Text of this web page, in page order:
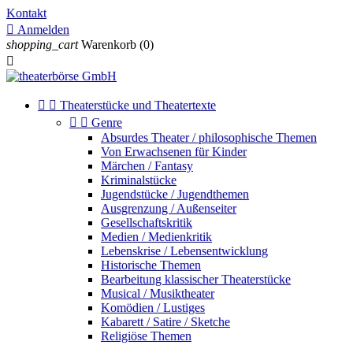
Kontakt
 Anmelden
shopping_cart Warenkorb (0)

  Theaterstücke und Theatertexte
  Genre
Absurdes Theater / philosophische Themen
Von Erwachsenen für Kinder
Märchen / Fantasy
Kriminalstücke
Jugendstücke / Jugendthemen
Ausgrenzung / Außenseiter
Gesellschaftskritik
Medien / Medienkritik
Lebenskrise / Lebensentwicklung
Historische Themen
Bearbeitung klassischer Theaterstücke
Musical / Musiktheater
Komödien / Lustiges
Kabarett / Satire / Sketche
Religiöse Themen